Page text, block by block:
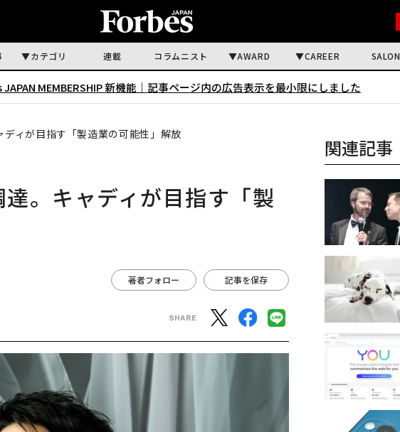
カテゴリ 連載 コラムニスト AWARD CAREER SALON
MEMBERSHIP 新機能｜ 記事ページ内の広告表示を最小限にしました
ィが目指す「製造業の可能性」解放
。キャディが目指す「製
著者フォロー 記事を保存
関連記事